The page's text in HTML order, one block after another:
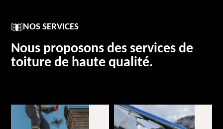
NOS SERVICES
Nous proposons des services de
toiture de haute qualité.